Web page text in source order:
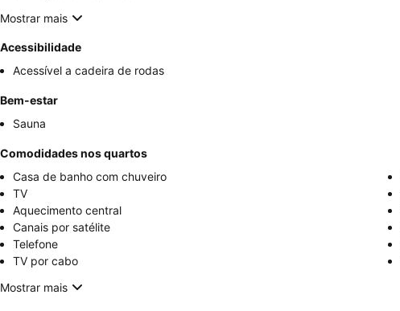
Mostrar mais
Acessibilidade
Acessível a cadeira de rodas
Bem-estar
Sauna
Comodidades nos quartos
Casa de banho com chuveiro
TV
Aquecimento central
Canais por satélite
Telefone
TV por cabo
Mostrar mais